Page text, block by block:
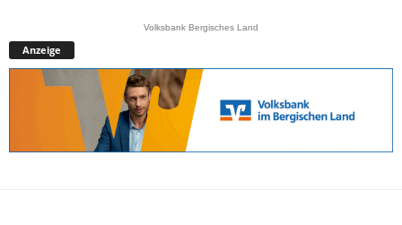
Volksbank Bergisches Land
Anzeige